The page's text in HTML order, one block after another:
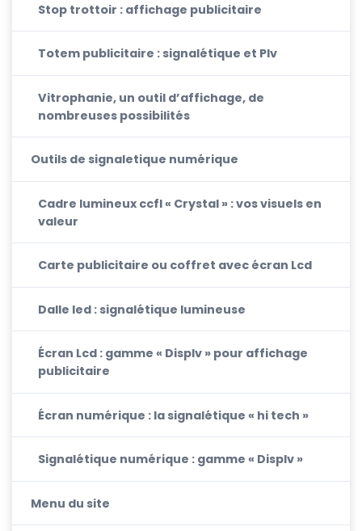
Stop trottoir : affichage publicitaire
Totem publicitaire : signalétique et Plv
Vitrophanie, un outil d’affichage, de
nombreuses possibilités
Outils de signaletique numérique
Cadre lumineux ccfl « Crystal » : vos visuels en
valeur
Carte publicitaire ou coffret avec écran Lcd
Dalle led : signalétique lumineuse
Écran Lcd : gamme « Displv » pour affichage
publicitaire
Écran numérique : la signalétique « hi tech »
Signalétique numérique : gamme « Displv »
Menu du site